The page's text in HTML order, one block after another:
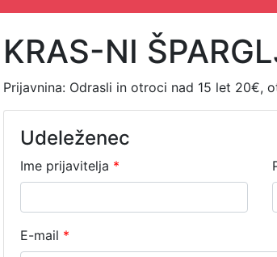
KRAS-NI
Prijavnina: Odrasli in otroci nad 15 let 20€,
Udeleženec
Ime prijavitelja *
E-mail *